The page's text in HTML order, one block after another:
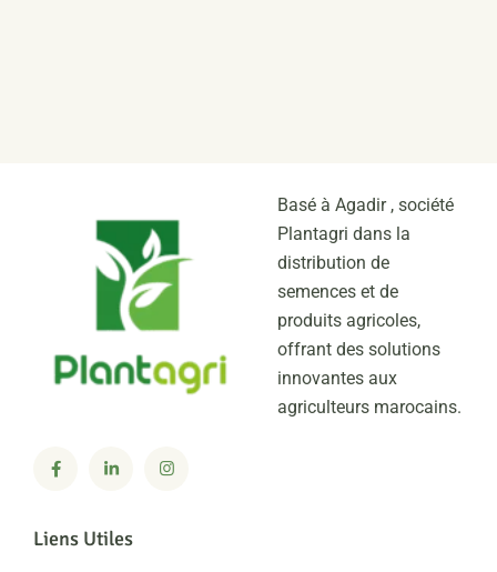
Basé à Agadir , société
Plantagri dans la
distribution de
semences et de
produits agricoles,
offrant des solutions
innovantes aux
agriculteurs marocains.
Liens Utiles